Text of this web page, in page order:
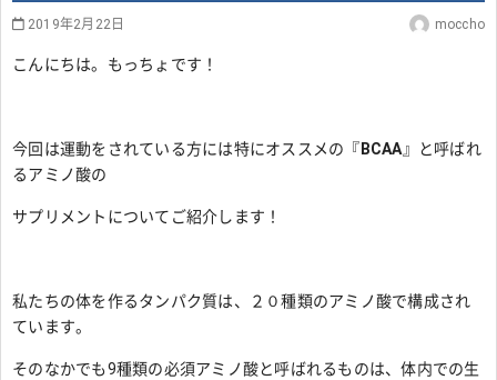
2019年2月22日 moccho
こんにちは。もっちょです！
今回は運動をされている方には特にオススメの『 BCAA』と呼ばれ
るアミノ酸の
サプリメントについてご紹介します！
私たちの体を作るタンパク質は、２０種類のアミノ酸で構成され
ています。
そのなかでも9種類の必須アミノ酸と呼ばれるものは、体内での生